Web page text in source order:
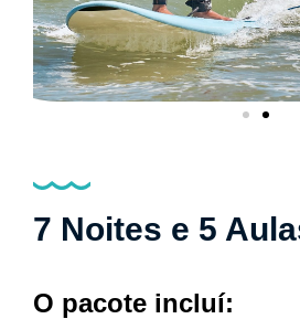
7 Noites e 5
O pacote incluí: